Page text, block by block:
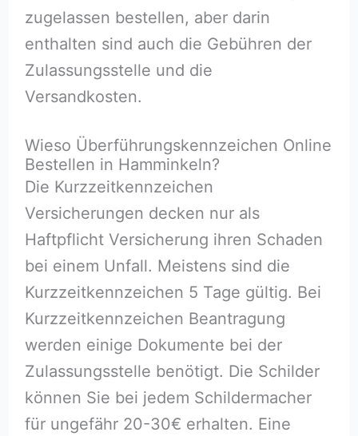
zugelassen bestellen, aber darin
enthalten sind auch die Gebühren der
Zulassungsstelle und die
Versandkosten.
Wieso Überführungskennzeichen Online
Bestellen in Hamminkeln?
Die Kurzzeitkennzeichen
Versicherungen decken nur als
Haftpflicht Versicherung ihren Schaden
bei einem Unfall. Meistens sind die
Kurzzeitkennzeichen 5 Tage gültig. Bei
Kurzzeitkennzeichen Beantragung
werden einige Dokumente bei der
Zulassungsstelle benötigt. Die Schilder
können Sie bei jedem Schildermacher
für ungefähr 20-30€ erhalten. Eine